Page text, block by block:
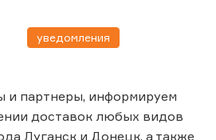
уведомления
и партнеры, информируем
доставок любых видов
Луганск и Донецк, а также